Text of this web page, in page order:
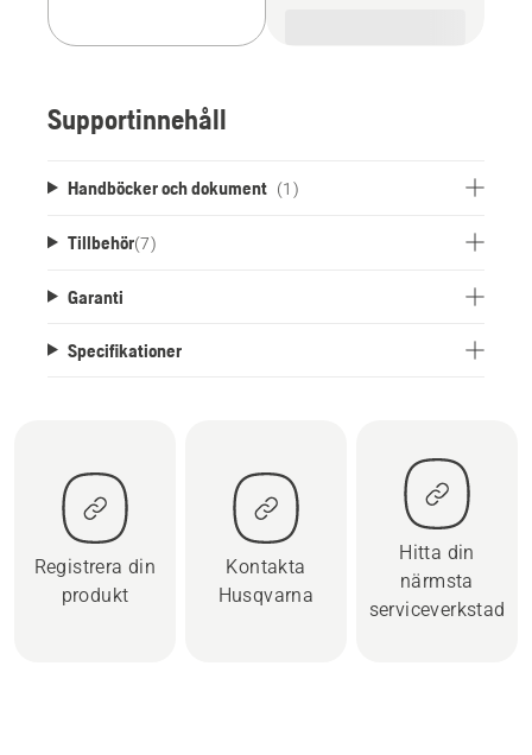
Supportinnehåll
Handböcker och dokument (1)
Tillbehör(7)
Garanti
Specifikationer
Registrera din
produkt
Kontakta
Husqvarna
Hitta din
närmsta
serviceverkstad